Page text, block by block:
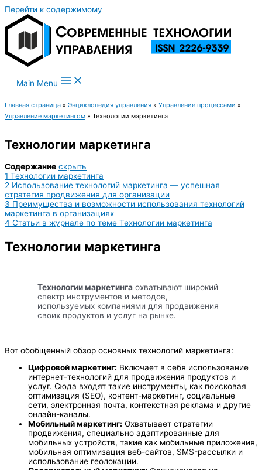
Перейти к содержимому
Main Menu
Главная страница » Энциклопедия управления » Управление процессами »
Управление маркетингом » Технологии маркетинга
Технологии маркетинга
Содержание скрыть
1 Технологии маркетинга
2 Использование технологий маркетинга — успешная
стратегия продвижения для организации
3 Преимущества и возможности использования технологий
маркетинга в организациях
4 Статьи в журнале по теме Технологии маркетинга
Технологии маркетинга
Технологии маркетинга охватывают широкий
спектр инструментов и методов,
используемых компаниями для продвижения
своих продуктов и услуг на рынке.
Вот обобщенный обзор основных технологий маркетинга:
Цифровой маркетинг: Включает в себя использование
интернет-технологий для продвижения продуктов и
услуг. Сюда входят такие инструменты, как поисковая
оптимизация (SEO), контент-маркетинг, социальные
сети, электронная почта, контекстная реклама и другие
онлайн-каналы.
Мобильный маркетинг: Охватывает стратегии
продвижения, специально адаптированные для
мобильных устройств, такие как мобильные приложения,
мобильная оптимизация веб-сайтов, SMS-рассылки и
использование геолокации.